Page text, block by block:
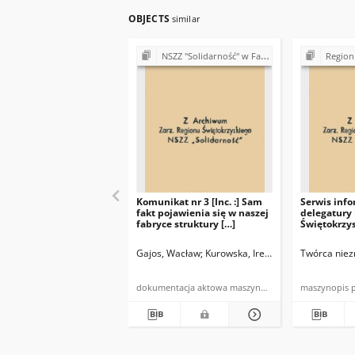
OBJECTS similar
NSZZ "Solidarność" w Fabryce Łożysk Tocznych "Iskra" w Kielcach (1989)
Komunikat nr 3 [Inc. :] Sam
fakt pojawienia się w naszej
fabryce struktury […]
Gajos, Wacław Kurowska, Irena Jaworek, Andrzej
dokumentacja aktowa maszynopis
Region
Serwis
delegatury
Twórca
maszynopis